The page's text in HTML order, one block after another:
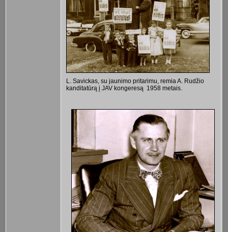
L. Savickas, su jaunimo pritarimu, remia A. Rudžio
kanditatūrą į JAV kongeresą 1958 metais.